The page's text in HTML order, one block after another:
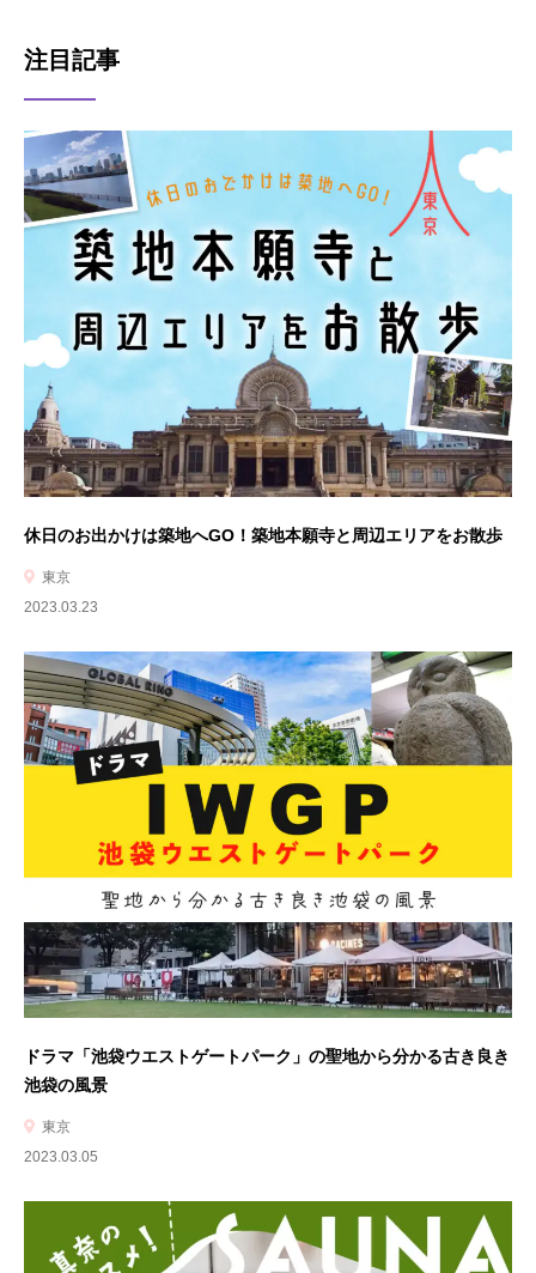
注目記事
休日のお出かけは築地へGO！築地本願寺と周辺エリアをお散歩
東京
2023.03.23
ドラマ「池袋ウエストゲートパーク」の聖地から分かる古き良き
池袋の風景
東京
2023.03.05